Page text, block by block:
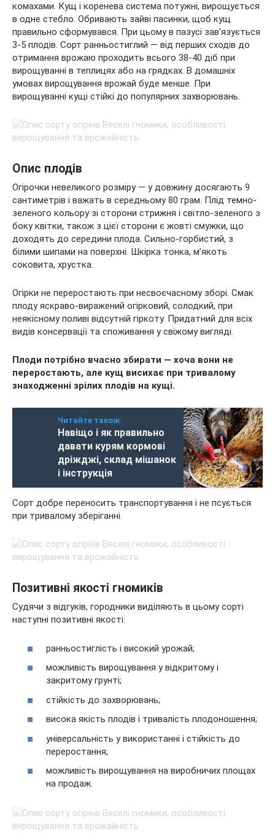
комахами. Кущ і коренева система потужні, вирощується
в одне стебло. Обривають зайві пасинки, щоб кущ
правильно сформувався. При цьому в пазусі зав’язується
3-5 плодів. Сорт ранньостиглий — від перших сходів до
отримання врожаю проходить всього 38-40 діб при
вирощуванні в теплицях або на грядках. В домашніх
умовах вирощування врожай буде менше. При
вирощуванні кущі стійкі до популярних захворювань.
Опис плодів
Огірочки невеликого розміру — у довжину досягають 9
сантиметрів і важать в середньому 80 грам. Плід темно-
зеленого кольору зі сторони стрижня і світло-зеленого з
боку квітки, також з цієї сторони є жовті смужки, що
доходять до середини плода. Сильно-горбистий, з
білими шипами на поверхні. Шкірка тонка, м’якоть
соковита, хрустка.
Огірки не переростають при несвоєчасному зборі. Смак
плоду яскраво-виражений огірковий, солодкий, при
неякісному поливі відсутній гіркоту. Придатний для всіх
видів консервації та споживання у свіжому вигляді.
Плоди потрібно вчасно збирати — хоча вони не
переростають, але кущ висихає при тривалому
знаходженні зрілих плодів на кущі.
Читайте також:
Навіщо і як правильно
давати курям кормові
дріжджі, склад мішанок
і інструкція
Сорт добре переносить транспортування і не псується
при тривалому зберіганні.
Позитивні якості гномиків
Судячи з відгуків, городники виділяють в цьому сорті
наступні позитивні якості:
ранньостиглість і високий урожай;
можливість вирощування у відкритому і
закритому грунті;
стійкість до захворювань;
висока якість плодів і тривалість плодоношення;
універсальність у використанні і стійкість до
переростання;
можливість вирощування на виробничих площах
на продаж.